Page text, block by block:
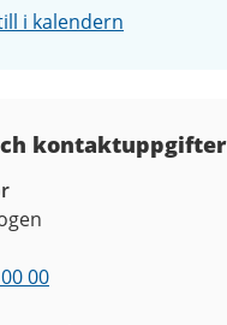
i kalendern
kontaktuppgifter
00